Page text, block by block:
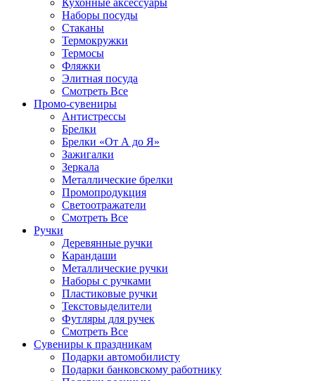
Кухонные аксессуары
Наборы посуды
Стаканы
Термокружки
Термосы
Фляжки
Элитная посуда
Смотреть Все
Промо-сувениры
Антистрессы
Брелки
Брелки «От А до Я»
Зажигалки
Зеркала
Металлические брелки
Промопродукция
Светоотражатели
Смотреть Все
Ручки
Деревянные ручки
Карандаши
Металлические ручки
Наборы с ручками
Пластиковые ручки
Текстовыделители
Футляры для ручек
Смотреть Все
Сувениры к праздникам
Подарки автомобилисту
Подарки банковскому работнику